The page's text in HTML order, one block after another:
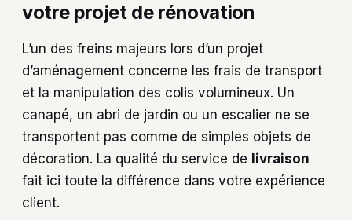
votre projet de rénovation
L’un des freins majeurs lors d’un projet
d’aménagement concerne les frais de transport
et la manipulation des colis volumineux. Un
canapé, un abri de jardin ou un escalier ne se
transportent pas comme de simples objets de
décoration. La qualité du service de livraison
fait ici toute la différence dans votre expérience
client.